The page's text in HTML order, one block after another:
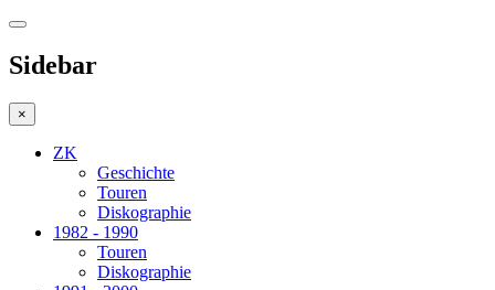
Sidebar
×
ZK
Geschichte
Touren
Diskographie
1982 - 1990
Touren
Diskographie